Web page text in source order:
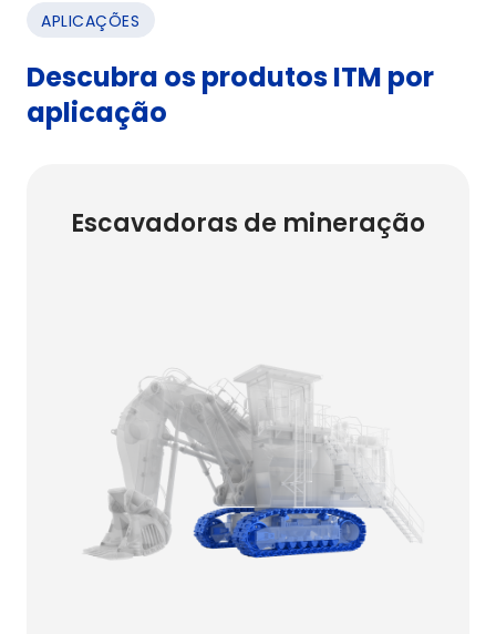
APLICAÇÕES
Descubra os produtos ITM por
aplicação
Escavadoras de mineração